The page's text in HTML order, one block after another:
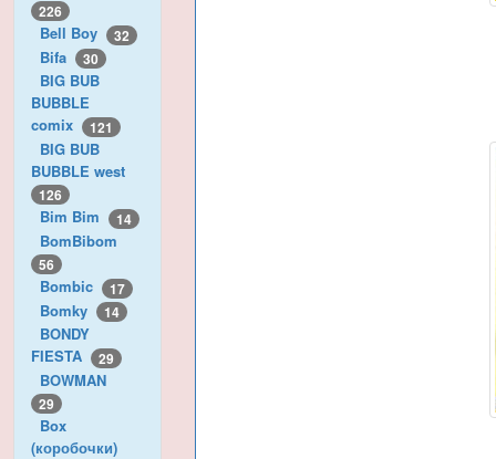
226
Bell Boy 32
Bifa 30
BIG BUB
BUBBLE
comix
121
BIG BUB
BUBBLE west
126
Bim Bim 14
BomBibom
56
Bombic 17
Bomky 14
BONDY
FIESTA
29
BOWMAN
29
Box
(коробочки)